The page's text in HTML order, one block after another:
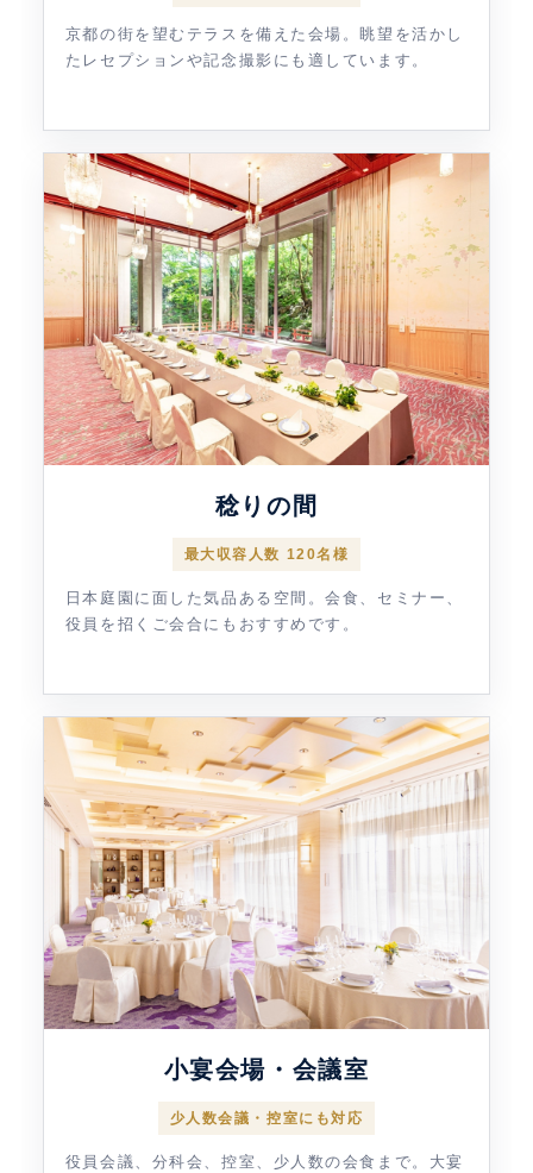
京都の街を望むテラスを備えた会場。眺望を活かし
たレセプションや記念撮影にも適しています。
稔りの間
最大収容人数 120名様
日本庭園に面した気品ある空間。会食、セミナー、
役員を招くご会合にもおすすめです。
小宴会場・会議室
少人数会議・控室にも対応
役員会議、分科会、控室、少人数の会食まで。大宴